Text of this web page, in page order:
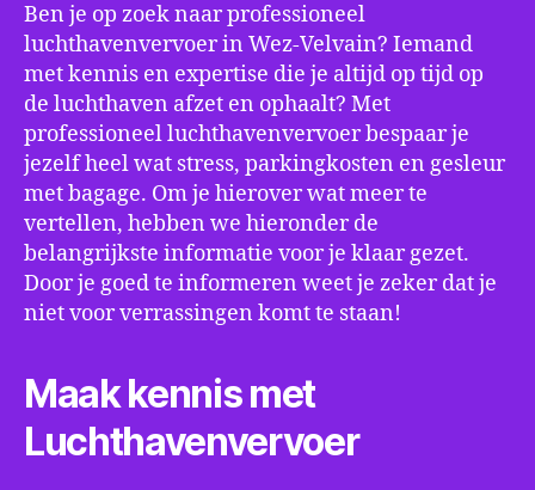
Ben je op zoek naar professioneel
luchthavenvervoer in Wez-Velvain? Iemand
met kennis en expertise die je altijd op tijd op
de luchthaven afzet en ophaalt? Met
professioneel luchthavenvervoer bespaar je
jezelf heel wat stress, parkingkosten en gesleur
met bagage. Om je hierover wat meer te
vertellen, hebben we hieronder de
belangrijkste informatie voor je klaar gezet.
Door je goed te informeren weet je zeker dat je
niet voor verrassingen komt te staan!
Maak kennis met
Luchthavenvervoer